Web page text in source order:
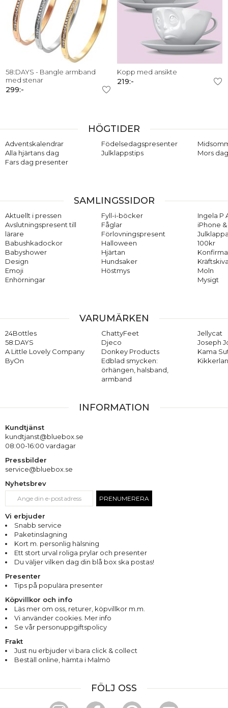
58:DAYS - Bangle armband
med stenar
299:-
Kopp med ansikte
219:-
HÖGTIDER
Adventskalendrar
Alla hjärtans dag
Fars dag presenter
Födelsedagspresenter
Julklappstips
Mors
SAMLINGSSIDOR
Aktuellt i pressen
Avslutningspresent till
lärare
Babushkadockor
Babyshower
Design
Emoji
Enhörningar
Fyll-i-böcker
Fåglar
Förlovningspresent
Halloween
Hjärtan
Hundsaker
Höstmys
Ingela P
iPhone
100kr
Moln
Mysigt
VARUMÄRKEN
24Bottles
58:DAYS
A Little Lovely Company
ByOn
ChattyFeet
Djeco
Donkey Products
Edblad smycken:
örhängen, halsband,
armband
Jellycat
Joseph
Kama
INFORMATION
Kundtjänst
kundtjanst@bluebox.se
08:00-16:00 vardagar
Pressbilder
service@bluebox.se
Nyhetsbrev
PRENUMERERA
Vi erbjuder
Snabb service
Paketinslagning
Kort m. personlig hälsning
Ett stort urval roliga prylar och presenter
Du väljer vilken dag din blå box ska postas!
Presenter
Tips på populära presenter
Köpvillkor och info
Läs mer om oss returer köpvillkor m.m.
Vi använder cookies. Mer info
Se vår personuppgiftspolicy
Frakt
Just nu erbjuder vi bara click & collect
Beställ online, hämta i Malmö
FÖLJ OSS